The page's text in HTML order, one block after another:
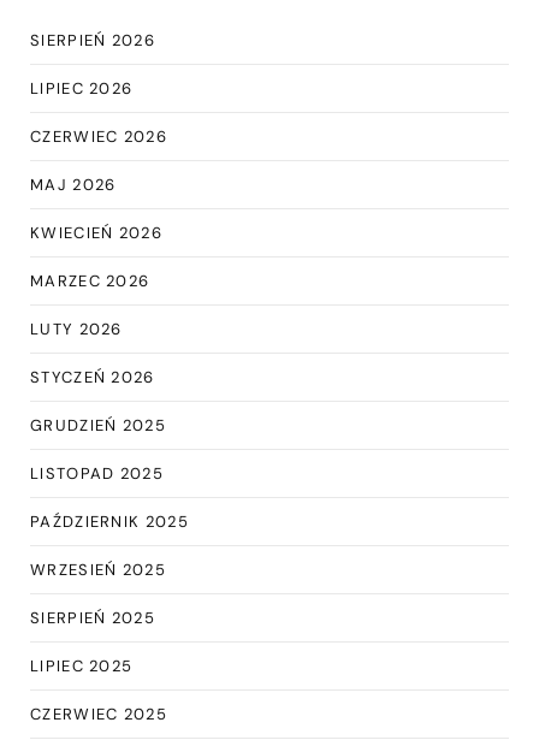
SIERPIEŃ 2026
LIPIEC 2026
CZERWIEC 2026
MAJ 2026
KWIECIEŃ 2026
MARZEC 2026
LUTY 2026
STYCZEŃ 2026
GRUDZIEŃ 2025
LISTOPAD 2025
PAŹDZIERNIK 2025
WRZESIEŃ 2025
SIERPIEŃ 2025
LIPIEC 2025
CZERWIEC 2025